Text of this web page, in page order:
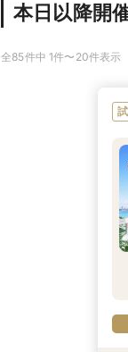
本日以降開
全85件中 1件〜20件表示